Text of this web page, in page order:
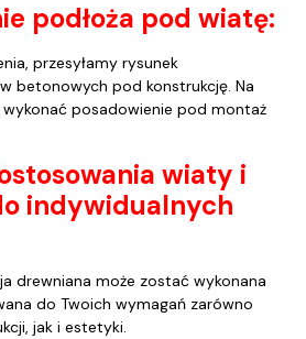
podłoża pod wiatę:
przesyłamy rysunek
betonowych pod konstrukcję. Na
posadowienie pod montaż
wiaty i
indywidualnych
drewniana może zostać wykonana
do Twoich wymagań zarówno
jak i estetyki.